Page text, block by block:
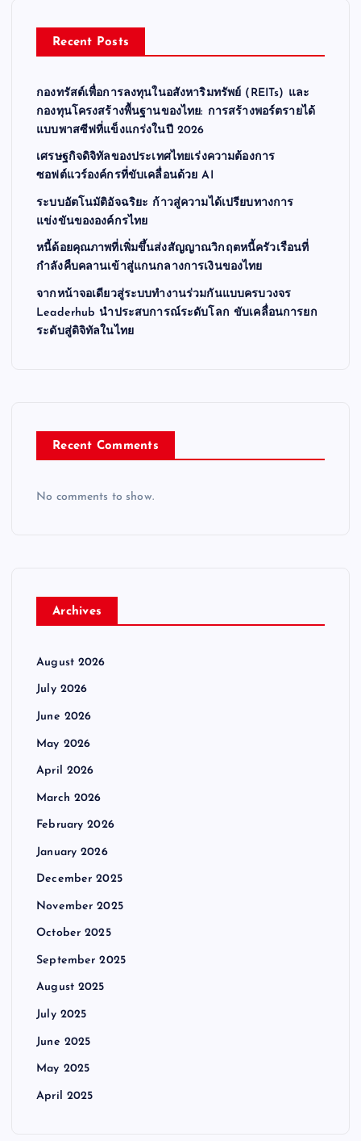
g
i
n
a
i
o
Recent Posts
กองทรัสต์เพื่อการลงทุนในอสังหาริมทรัพย์ (REITs) และ
กองทุนโครงสร้างพื้นฐานของไทย: การสร้างพอร์ตรายได้
แบบพาสซีฟที่แข็งแกร่งในปี 2026
เศรษฐกิจดิจิทัลของประเทศไทยเร่งความต้องการ
ซอฟต์แวร์องค์กรที่ขับเคลื่อนด้วย AI
ระบบอัตโนมัติอัจฉริยะ ก้าวสู่ความได้เปรียบทางการ
แข่งขันขององค์กรไทย
หนี้ด้อยคุณภาพที่เพิ่มขึ้นส่งสัญญาณวิกฤตหนี้ครัวเรือนที่
กำลังคืบคลานเข้าสู่แกนกลางการเงินของไทย
จากหน้าจอเดียวสู่ระบบทำงานร่วมกันแบบครบวงจร
Leaderhub นำประสบการณ์ระดับโลก ขับเคลื่อนการยก
ระดับสู่ดิจิทัลในไทย
Recent Comments
No comments to show.
Archives
August 2026
July 2026
June 2026
May 2026
April 2026
March 2026
February 2026
January 2026
December 2025
November 2025
October 2025
September 2025
August 2025
July 2025
June 2025
May 2025
April 2025